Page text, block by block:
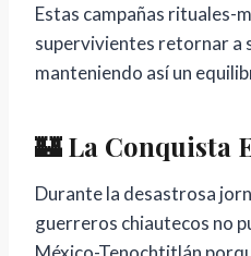
Estas campañas rituales-
supervivientes retornar a
manteniendo así un
🏰 La Conquista
Durante la desastrosa
guerreros chiautecos no